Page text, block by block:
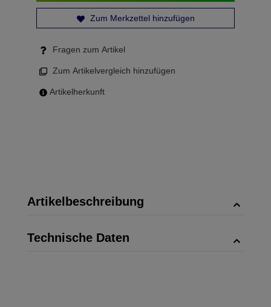
Zum Merkzettel hinzufügen
Fragen zum Artikel
Zum Artikelvergleich hinzufügen
Artikelherkunft
Artikelbeschreibung
Technische Daten